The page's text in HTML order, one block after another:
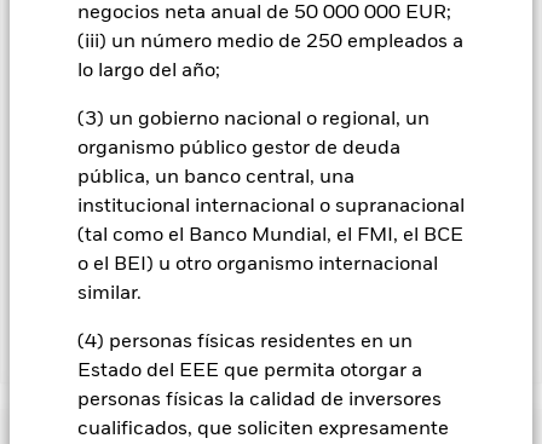
negocios neta anual de 50 000 000 EUR;
(iii) un número medio de 250 empleados a
lo largo del año;
(3) un gobierno nacional o regional, un
organismo público gestor de deuda
pública, un banco central, una
institucional internacional o supranacional
(tal como el Banco Mundial, el FMI, el BCE
o el BEI) u otro organismo internacional
similar.
(4) personas físicas residentes en un
Estado del EEE que permita otorgar a
personas físicas la calidad de inversores
cualificados, que soliciten expresamente
palabra «Hedged» en su nombre. Además, el listado
completo de todas las clases de acciones con cobertura de
divisas está disponible mediante solicitud a la sociedad
En la medida en que el Fondo opere en préstamos de valores
para reducir los gastos, el propio Fondo percibirá el 62,5% de
los ingresos asociadas que se generen, y el 37,5% restante se
recibirá por BlackRock en calidad de agente de préstamo de
valores. Debido a que el reparto de los ingresos por préstamos
de valores no incrementa los costes de funcionamiento del
Fondo, esto ha quedado excluido de los gastos corrientes.
BGF Asian High Yield Bond Fund
Rentabilidad